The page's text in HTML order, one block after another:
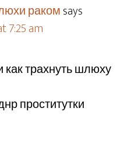
ракомsays
7:25 am
трахнуть шлюху
проститутки